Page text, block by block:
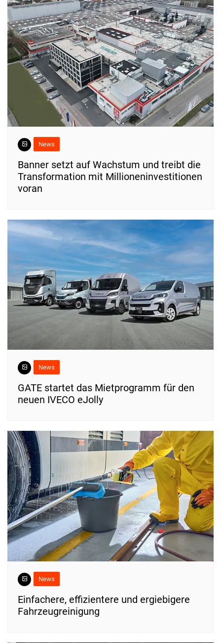
News
Banner setzt auf Wachstum und treibt die
Transformation mit Millioneninvestitionen
voran
News
​GATE startet das Mietprogramm für den
neuen IVECO eJolly
News
Einfachere, effizientere und ergiebigere
Fahrzeugreinigung